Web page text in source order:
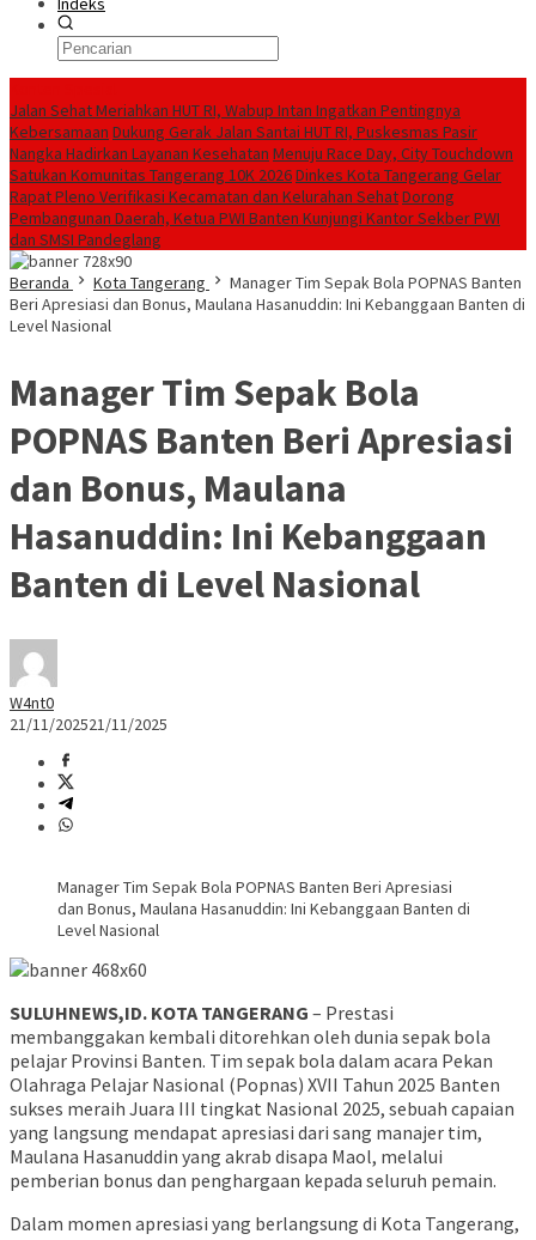
Jalan Sehat Meriahkan HUT RI, Wabup Intan Ingatkan Pentingnya
Kebersamaan Dukung Gerak Jalan Santai HUT RI, Puskesmas Pasir
Nangka Hadirkan Layanan Kesehatan Menuju Race Day, City Touchdown
Satukan Komunitas Tangerang 10K 2026Dinkes Kota Tangerang Gelar
Rapat Pleno Verifikasi Kecamatan dan Kelurahan SehatDorong
Pembangunan Daerah, Ketua PWI Banten Kunjungi Kantor Sekber PWI
dan SMSI Pandeglang
Beranda
Kota Tangerang
Manager Tim Sepak Bola POPNAS Banten
Beri Apresiasi dan Bonus, Maulana Hasanuddin: Ini Kebanggaan Banten di
Level Nasional
Manager Tim Sepak Bola
POPNAS Banten Beri Apresiasi
dan Bonus, Maulana
Hasanuddin: Ini Kebanggaan
Banten di Level Nasional
W4nt0
21/11/202521/11/2025
Manager Tim Sepak Bola POPNAS Banten Beri Apresiasi
dan Bonus, Maulana Hasanuddin: Ini Kebanggaan Banten di
Level Nasional
SULUHNEWS,ID. KOTA TANGERANG – Prestasi
membanggakan kembali ditorehkan oleh dunia sepak bola
pelajar Provinsi Banten. Tim sepak bola dalam acara Pekan
Olahraga Pelajar Nasional (Popnas) XVII Tahun 2025 Banten
sukses meraih Juara III tingkat Nasional 2025, sebuah capaian
yang langsung mendapat apresiasi dari sang manajer tim,
Maulana Hasanuddin yang akrab disapa Maol, melalui
pemberian bonus dan penghargaan kepada seluruh pemain.
Dalam momen apresiasi yang berlangsung di Kota Tangerang,